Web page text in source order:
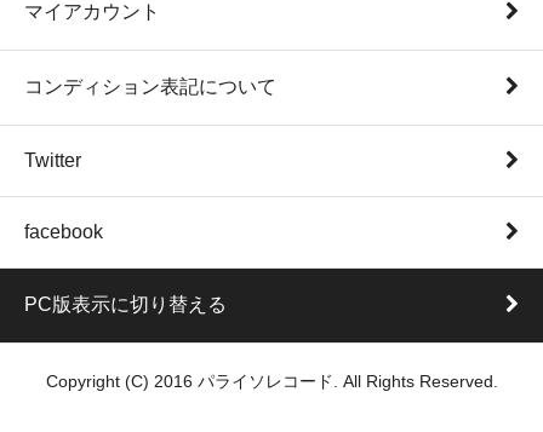
マイアカウント
コンディション表記について
Twitter
facebook
PC版表示に切り替える
Copyright (C) 2016 パライソレコード. All Rights Reserved.